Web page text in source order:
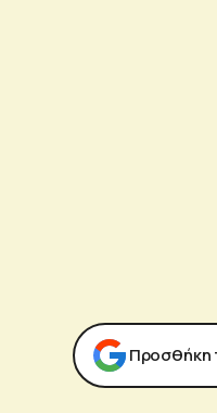
Προσθήκη